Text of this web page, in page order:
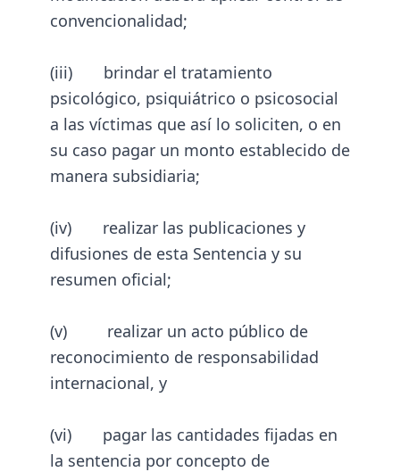
convencionalidad;
(iii) brindar el tratamiento
psicológico, psiquiátrico o psicosocial
a las víctimas que así lo soliciten, o en
su caso pagar un monto establecido de
manera subsidiaria;
(iv) realizar las publicaciones y
difusiones de esta Sentencia y su
resumen oficial;
(v) realizar un acto público de
reconocimiento de responsabilidad
internacional, y
(vi) pagar las cantidades fijadas en
la sentencia por concepto de